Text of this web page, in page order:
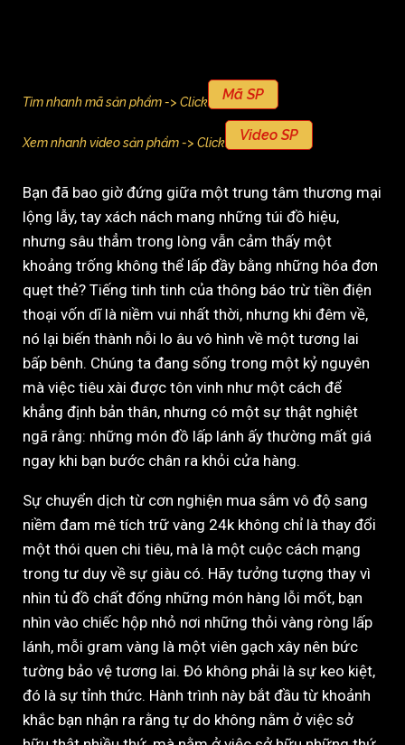
Tìm nhanh mã sản phẩm -> Click Mã SP
Xem nhanh video sản phẩm -> Click Video SP
Bạn đã bao giờ đứng giữa một trung tâm thương mại
lộng lẫy, tay xách nách mang những túi đồ hiệu,
nhưng sâu thẳm trong lòng vẫn cảm thấy một
khoảng trống không thể lấp đầy bằng những hóa đơn
quẹt thẻ? Tiếng tinh tinh của thông báo trừ tiền điện
thoại vốn dĩ là niềm vui nhất thời, nhưng khi đêm về,
nó lại biến thành nỗi lo âu vô hình về một tương lai
bấp bênh. Chúng ta đang sống trong một kỷ nguyên
mà việc tiêu xài được tôn vinh như một cách để
khẳng định bản thân, nhưng có một sự thật nghiệt
ngã rằng: những món đồ lấp lánh ấy thường mất giá
ngay khi bạn bước chân ra khỏi cửa hàng.
Sự chuyển dịch từ cơn nghiện mua sắm vô độ sang
niềm đam mê tích trữ vàng 24k không chỉ là thay đổi
một thói quen chi tiêu, mà là một cuộc cách mạng
trong tư duy về sự giàu có. Hãy tưởng tượng thay vì
nhìn tủ đồ chất đống những món hàng lỗi mốt, bạn
nhìn vào chiếc hộp nhỏ nơi những thỏi vàng ròng lấp
lánh, mỗi gram vàng là một viên gạch xây nên bức
tường bảo vệ tương lai. Đó không phải là sự keo kiệt,
đó là sự tỉnh thức. Hành trình này bắt đầu từ khoảnh
khắc bạn nhận ra rằng tự do không nằm ở việc sở